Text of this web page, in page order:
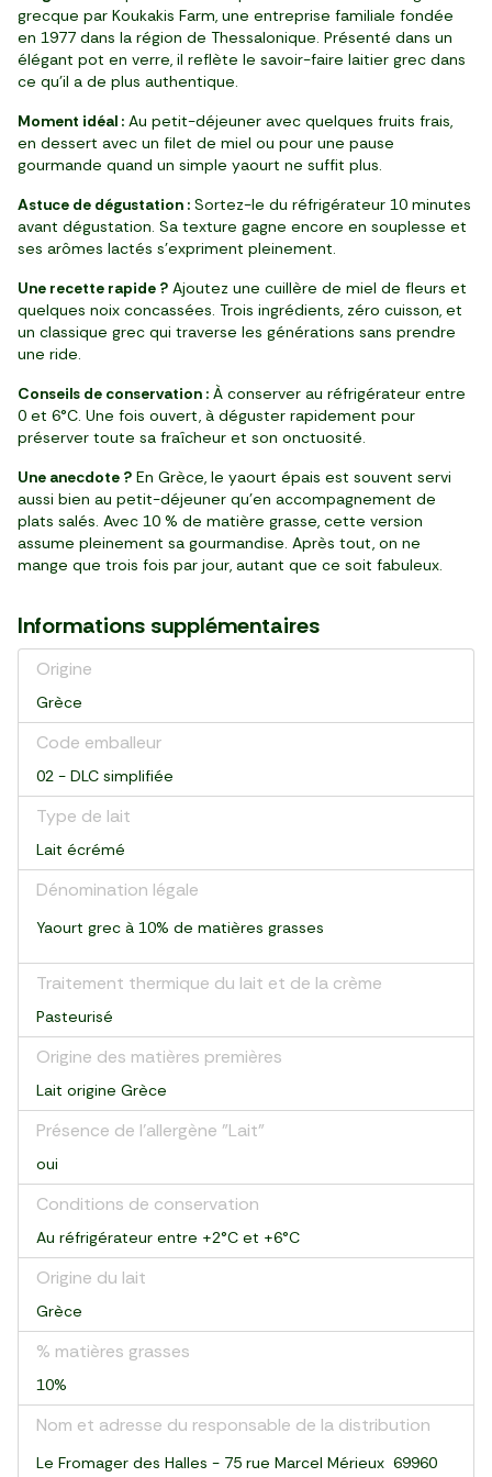
grecque par Koukakis Farm, une entreprise familiale fondée
en 1977 dans la région de Thessalonique. Présenté dans un
élégant pot en verre, il reflète le savoir-faire laitier grec dans
ce qu’il a de plus authentique.
Moment idéal : Au petit-déjeuner avec quelques fruits frais,
en dessert avec un filet de miel ou pour une pause
gourmande quand un simple yaourt ne suffit plus.
Astuce de dégustation : Sortez-le du réfrigérateur 10 minutes
avant dégustation. Sa texture gagne encore en souplesse et
ses arômes lactés s’expriment pleinement.
Une recette rapide ? Ajoutez une cuillère de miel de fleurs et
quelques noix concassées. Trois ingrédients, zéro cuisson, et
un classique grec qui traverse les générations sans prendre
une ride.
Conseils de conservation : À conserver au réfrigérateur entre
0 et 6°C. Une fois ouvert, à déguster rapidement pour
préserver toute sa fraîcheur et son onctuosité.
Une anecdote ? En Grèce, le yaourt épais est souvent servi
aussi bien au petit-déjeuner qu’en accompagnement de
plats salés. Avec 10 % de matière grasse, cette version
assume pleinement sa gourmandise. Après tout, on ne
mange que trois fois par jour, autant que ce soit fabuleux.
Informations supplémentaires
Origine
Grèce
Code emballeur
02 - DLC simplifiée
Type de lait
Lait écrémé
Dénomination légale
Yaourt grec à 10% de matières grasses
Traitement thermique du lait et de la crème
Pasteurisé
Origine des matières premières
Lait origine Grèce
Présence de l'allergène "Lait"
oui
Conditions de conservation
Au réfrigérateur entre +2°C et +6°C
Origine du lait
Grèce
% matières grasses
10%
Nom et adresse du responsable de la distribution
Le Fromager des Halles - 75 rue Marcel Mérieux 69960